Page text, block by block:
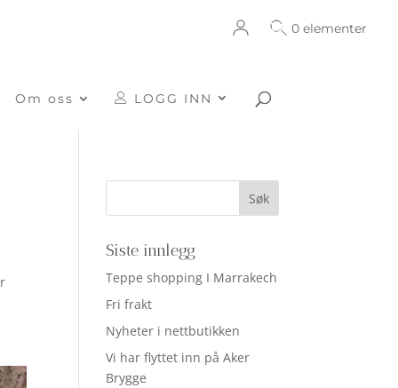
0 elementer
Om oss LOGG INN
Siste innlegg
Teppe shopping I Marrakech
Fri frakt
Nyheter i nettbutikken
Vi har flyttet inn på Aker
Brygge